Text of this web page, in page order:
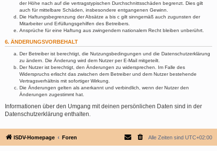
der Höhe nach auf die vertragstypischen Durchschnittsschäden begrenzt. Dies gilt
auch für mittelbare Schäden, insbesondere entgangenen Gewinn.
Die Haftungsbegrenzung der Absätze a bis c gilt sinngemäß auch zugunsten der
Mitarbeiter und Erfüllungsgehilfen des Betreibers.
Ansprüche für eine Haftung aus zwingendem nationalem Recht bleiben unberührt.
6. ÄNDERUNGSVORBEHALT
Der Betreiber ist berechtigt, die Nutzungsbedingungen und die Datenschutzerklärung
zu ändern. Die Änderung wird dem Nutzer per E-Mail mitgeteilt.
Der Nutzer ist berechtigt, den Änderungen zu widersprechen. Im Falle des
Widerspruchs erlischt das zwischen dem Betreiber und dem Nutzer bestehende
Vertragsverhältnis mit sofortiger Wirkung.
Die Änderungen gelten als anerkannt und verbindlich, wenn der Nutzer den
Änderungen zugestimmt hat.
Informationen über den Umgang mit deinen persönlichen Daten sind in der
Datenschutzerklärung enthalten.
ISDV-Homepage Foren Alle Zeiten sind UTC+02:00